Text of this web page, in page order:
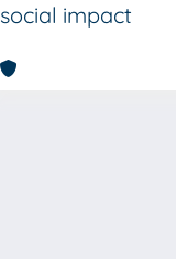
social impact